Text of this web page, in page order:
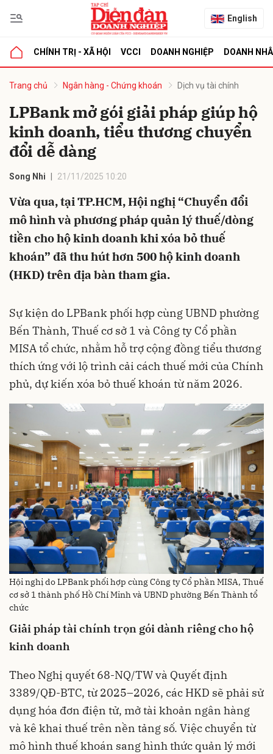
English
CHÍNH TRỊ - XÃ HỘI VCCI DOANH NGHIỆP DOANH
Trang chủ Ngân hàng - Chứng khoán Dịch vụ tài chính
LPBank mở gói giải pháp giúp hộ
kinh doanh, tiểu thương chuyển
đổi dễ dàng
Song Nhi 21/11/2025 10:20
Vừa qua, tại TP.HCM, Hội nghị “Chuyển đổi
mô hình và phương pháp quản lý thuế/dòng
tiền cho hộ kinh doanh khi xóa bỏ thuế
khoán” đã thu hút hơn 500 hộ kinh doanh
(HKD) trên địa bàn tham gia.
Sự kiện do LPBank phối hợp cùng UBND phường
Bến Thành, Thuế cơ sở 1 và Công ty Cổ phần
MISA tổ chức, nhằm hỗ trợ cộng đồng tiểu thương
thích ứng với lộ trình cải cách thuế mới của Chính
phủ, dự kiến xóa bỏ thuế khoán từ năm 2026.
Hội nghị do LPBank phối hợp cùng Công ty Cổ phần MISA, Thuế
cơ sở 1 thành phố Hồ Chí Minh và UBND phường Bến Thành tổ
chức
Giải pháp tài chính trọn gói dành riêng cho hộ
kinh doanh
Theo Nghị quyết 68-NQ/TW và Quyết định
3389/QĐ-BTC, từ 2025–2026, các HKD sẽ phải sử
dụng hóa đơn điện tử, mở tài khoản ngân hàng
và kê khai thuế trên nền tảng số. Việc chuyển từ
mô hình thuế khoán sang hình thức quản lý mới
luận
Hủy